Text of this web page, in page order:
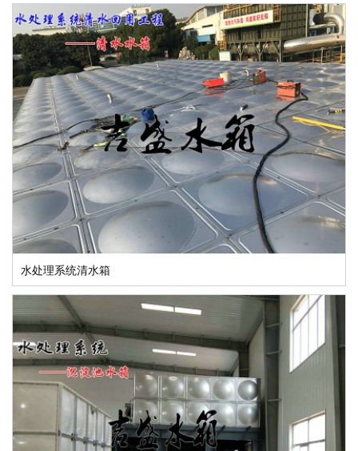
水处理系统清水箱